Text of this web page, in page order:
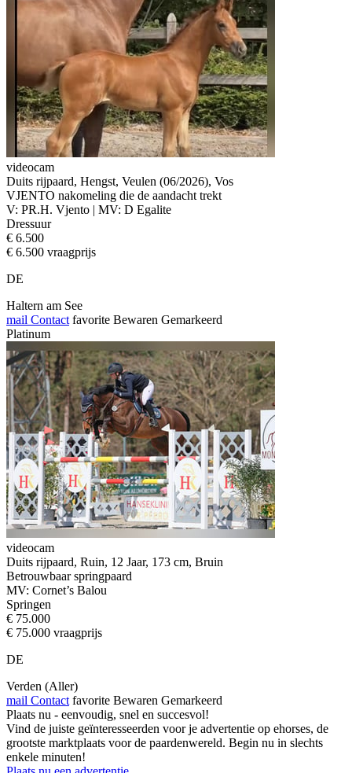
videocam
Duits rijpaard, Hengst, Veulen (06/2026), Vos
VJENTO nakomeling die de aandacht trekt
V: PR.H. Vjento | MV: D Egalite
Dressuur
€ 6.500
€ 6.500 vraagprijs
DE
Haltern am See
mail Contact favorite Bewaren Gemarkeerd
Platinum
videocam
Duits rijpaard, Ruin, 12 Jaar, 173 cm, Bruin
Betrouwbaar springpaard
MV: Cornet’s Balou
Springen
€ 75.000
€ 75.000 vraagprijs
DE
Verden (Aller)
mail Contact favorite Bewaren Gemarkeerd
Plaats nu - eenvoudig, snel en succesvol!
Vind de juiste geïnteresseerden voor je advertentie op ehorses, de
grootste marktplaats voor de paardenwereld. Begin nu in slechts
enkele minuten!